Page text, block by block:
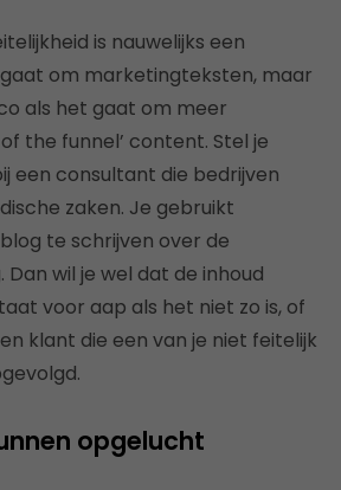
is nauwelijks een
om marketingteksten, maar
als het gaat om meer
the funnel’ content. Stel je
een consultant die bedrijven
zaken. Je gebruikt
te schrijven over de
wil je wel dat de inhoud
voor aap als het niet zo is, of
klant die een van je niet feitelijk
opgelucht